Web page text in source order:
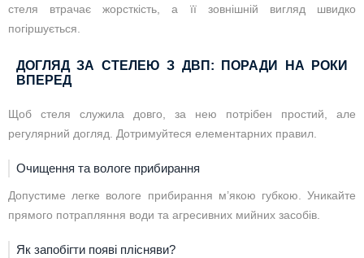
стеля втрачає жорсткість, а її зовнішній вигляд швидко
погіршується.
ДОГЛЯД ЗА СТЕЛЕЮ З ДВП: ПОРАДИ НА РОКИ
ВПЕРЕД
Щоб стеля служила довго, за нею потрібен простий, але
регулярний догляд. Дотримуйтеся елементарних правил.
Очищення та вологе прибирання
Допустиме легке вологе прибирання м’якою губкою. Уникайте
прямого потрапляння води та агресивних мийних засобів.
Як запобігти появі плісняви?